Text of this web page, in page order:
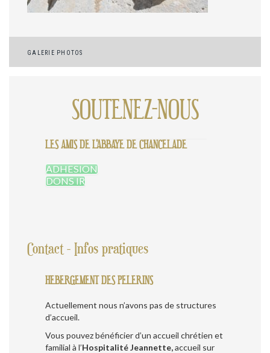
Navigation
l’article
GALERIE PHOTOS
SOUTENEZ-NOUS
LES AMIS DE L'ABBAYE DE CHANCELADE
ADHESION
DONS IR
Contact - Infos pratiques
HEBERGEMENT DES PELERINS
Actuellement nous n’avons pas de structures
d’accueil.
Vous pouvez bénéficier d’un accueil chrétien et
familial à l’Hospitalité Jeannette,accueil sur